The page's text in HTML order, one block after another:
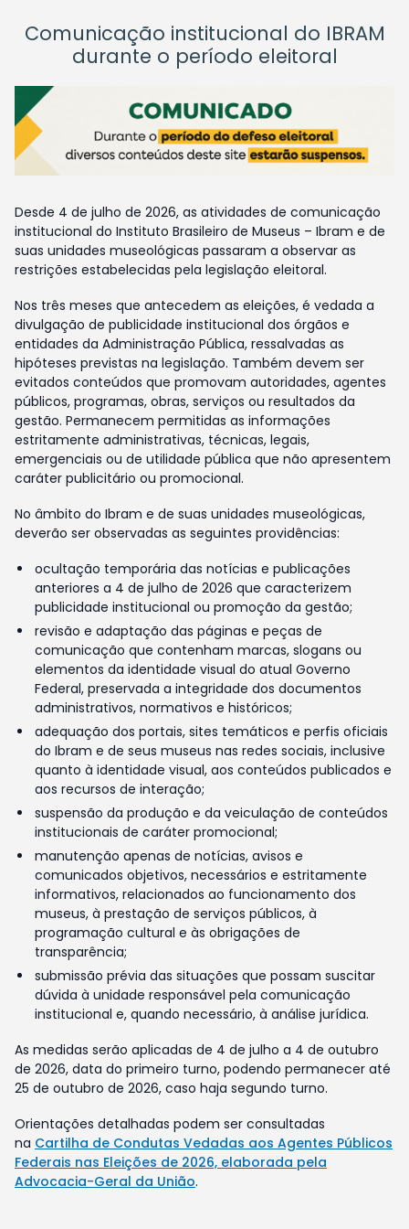
Comunicação institucional do IBRAM
durante o período eleitoral
Desde 4 de julho de 2026, as atividades de comunicação
institucional do Instituto Brasileiro de Museus – Ibram e de
suas unidades museológicas passaram a observar as
restrições estabelecidas pela legislação eleitoral.
Nos três meses que antecedem as eleições, é vedada a
divulgação de publicidade institucional dos órgãos e
entidades da Administração Pública, ressalvadas as
hipóteses previstas na legislação. Também devem ser
evitados conteúdos que promovam autoridades, agentes
públicos, programas, obras, serviços ou resultados da
gestão. Permanecem permitidas as informações
estritamente administrativas, técnicas, legais,
emergenciais ou de utilidade pública que não apresentem
caráter publicitário ou promocional.
No âmbito do Ibram e de suas unidades museológicas,
deverão ser observadas as seguintes providências:
ocultação temporária das notícias e publicações
anteriores a 4 de julho de 2026 que caracterizem
publicidade institucional ou promoção da gestão;
revisão e adaptação das páginas e peças de
comunicação que contenham marcas, slogans ou
elementos da identidade visual do atual Governo
Federal, preservada a integridade dos documentos
administrativos, normativos e históricos;
adequação dos portais, sites temáticos e perfis oficiais
do Ibram e de seus museus nas redes sociais, inclusive
quanto à identidade visual, aos conteúdos publicados e
aos recursos de interação;
suspensão da produção e da veiculação de conteúdos
institucionais de caráter promocional;
manutenção apenas de notícias, avisos e
comunicados objetivos, necessários e estritamente
informativos, relacionados ao funcionamento dos
museus, à prestação de serviços públicos, à
programação cultural e às obrigações de
transparência;
submissão prévia das situações que possam suscitar
dúvida à unidade responsável pela comunicação
institucional e, quando necessário, à análise jurídica.
As medidas serão aplicadas de 4 de julho a 4 de outubro
de 2026, data do primeiro turno, podendo permanecer até
25 de outubro de 2026, caso haja segundo turno.
Orientações detalhadas podem ser consultadas
na Cartilha de Condutas Vedadas aos Agentes Públicos
Federais nas Eleições de 2026, elaborada pela
Advocacia-Geral da União.